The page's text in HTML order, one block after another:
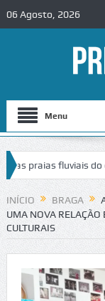
06 Agosto, 2026
Menu
fluviais do
de trânsito no IC2
INÍCIO BRAGA
UMA NOVA RELAÇÃO
CULTURAIS